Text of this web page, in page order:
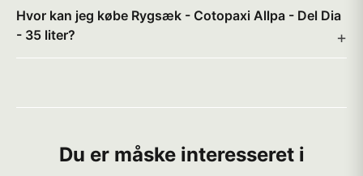
Hvor kan jeg købe Rygsæk - Cotopaxi Allpa - Del Dia
- 35 liter?
Du er måske interesseret i